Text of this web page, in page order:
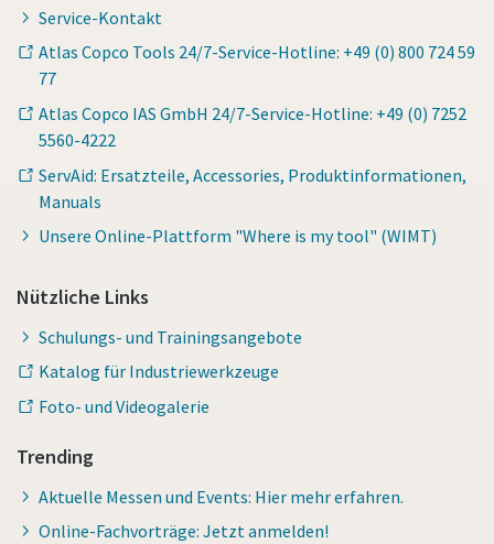
Service-Kontakt
Atlas Copco Tools 24/7-Service-Hotline: +49 (0) 800 724 59
77
Atlas Copco IAS GmbH 24/7-Service-Hotline: +49 (0) 7252
5560-4222
ServAid: Ersatzteile, Accessories, Produktinformationen,
Manuals
Unsere Online-Plattform "Where is my tool" (WIMT)
Nützliche Links
Schulungs- und Trainingsangebote
Katalog für Industriewerkzeuge
Foto- und Videogalerie
Trending
Aktuelle Messen und Events: Hier mehr erfahren.
Online-Fachvorträge: Jetzt anmelden!